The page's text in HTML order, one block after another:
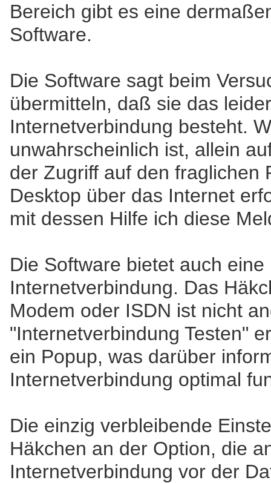
Bereich gibt es eine
Software.
Die Software sagt beim
übermitteln, daß sie das
Internetverbindung besteht.
unwahrscheinlich ist, allein
der Zugriff auf den fraglichen
Desktop über das Internet
mit dessen Hilfe ich diese
Die Software bietet auch
Internetverbindung. Das
Modem oder ISDN ist nicht
"Internetverbindung Testen"
ein Popup, was darüber
Internetverbindung optimal
Die einzig verbleibende
Häkchen an der Option, die
Internetverbindung vor der